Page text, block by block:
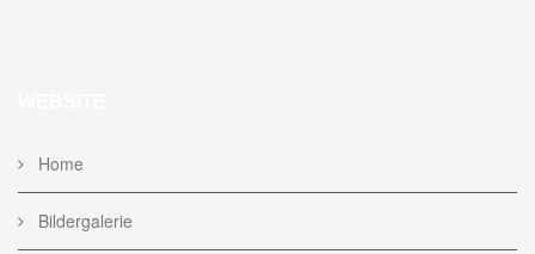
Home
Bildergalerie